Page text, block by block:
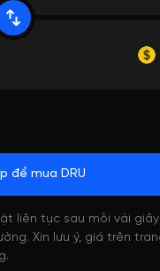
để mua DRU
liên tục sau mỗi vài
Xin lưu ý, giá trên